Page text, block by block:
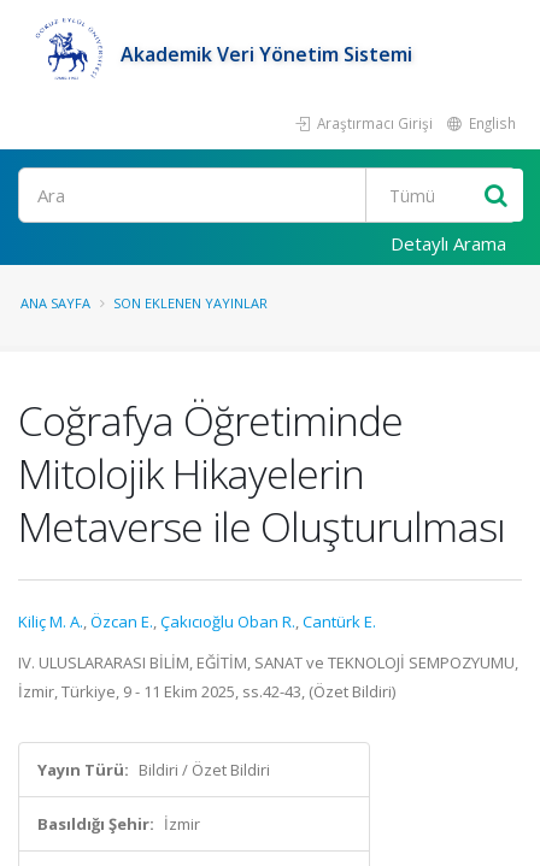
Akademik Veri Yönetim Sistemi
Araştırmacı Girişi English
Ara
Detaylı Arama
ANA SAYFA SON EKLENEN YAYINLAR
Coğrafya Öğretiminde
Mitolojik Hikayelerin
Metaverse ile Oluşturulması
Kiliç M. A.,Özcan E.,Çakıcıoğlu Oban R.,Cantürk E.
IV. ULUSLARARASI BİLİM, EĞİTİM, SANAT ve TEKNOLOJİ SEMPOZYUMU,
İzmir, Türkiye, 9 - 11 Ekim 2025, ss.42-43, (Özet Bildiri)
Yayın Türü: Bildiri / Özet Bildiri
Basıldığı Şehir: İzmir